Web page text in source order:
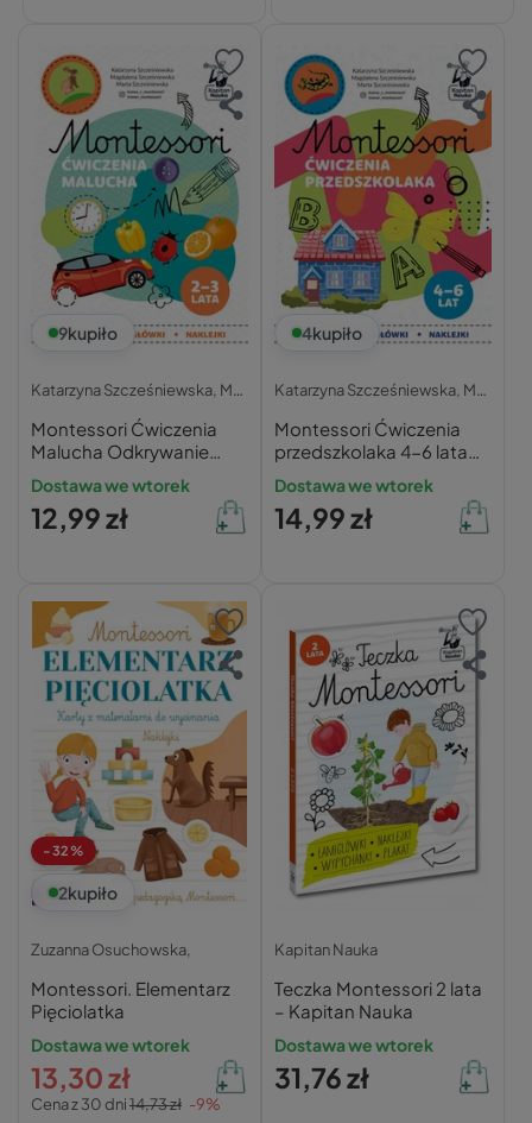
9kupiło
Katarzyna Szcześniewska, Magdalena Szcześniewska, Marta
Montessori Ćwiczenia
Malucha Odkrywanie
Świata 2+ Kapitan Nauka
Dostawa we wtorek
12,99 zł
4kupiło
Katarzyna Szcześniewska, Magdalena Szcześniewska,
Montessori Ćwiczenia
przedszkolaka 4-6 lata
Katarzyna
Szcześniewska,
Magdalena
Szcześniewska, Marta
Dostawa we wtorek
14,99 zł
-32%
2kupiło
Zuzanna Osuchowska,
Montessori. Elementarz
Pięciolatka
Dostawa we wtorek
Cena z 30 dni14,73 zł -9%
13,30 zł
Kapitan Nauka
Teczka Montessori 2 lata
– Kapitan Nauka
Dostawa we wtorek
31,76 zł